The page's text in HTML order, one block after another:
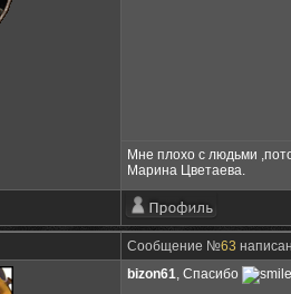
Мне плохо с людьми
Марина Цветаева.
Сообщение №63
bizon61, Спасибо